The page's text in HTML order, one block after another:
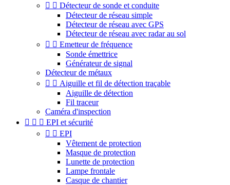
  Détecteur de sonde et conduite
Détecteur de réseau simple
Détecteur de réseau avec GPS
Détecteur de réseau avec radar au sol
  Emetteur de fréquence
Sonde émettrice
Générateur de signal
Détecteur de métaux
  Aiguille et fil de détection traçable
Aiguille de détection
Fil traceur
Caméra d'inspection
   EPI et sécurité
  EPI
Vêtement de protection
Masque de protection
Lunette de protection
Lampe frontale
Casque de chantier